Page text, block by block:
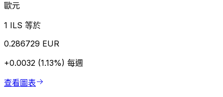
歐元
1 ILS 等於
0.286729 EUR
+0.0032 (1.13%) 每週
查看圖表